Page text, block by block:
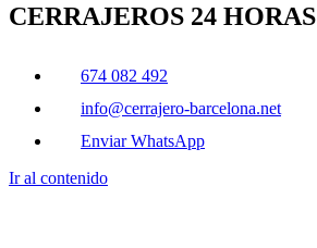
CERRAJEROS 24 HORAS
674 082 492
info@cerrajero-barcelona.net
Enviar WhatsApp
Ir al contenido